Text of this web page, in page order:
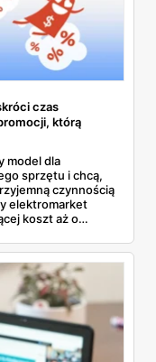
czas
którą
model dla
sprzętu i chcą,
czynnością
elektromarket
koszt aż o
w porównaniu z